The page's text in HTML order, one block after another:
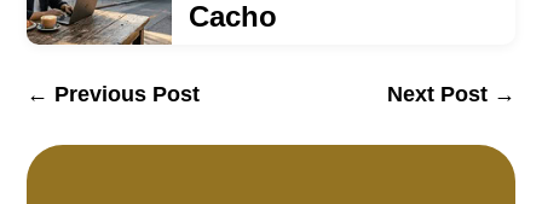
Cacho
← Previous Post Next Post→